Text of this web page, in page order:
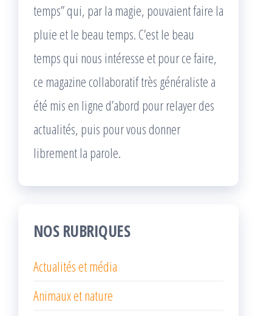
temps” qui, par la magie, pouvaient faire la
pluie et le beau temps. C’est le beau
temps qui nous intéresse et pour ce faire,
ce magazine collaboratif très généraliste a
été mis en ligne d’abord pour relayer des
actualités, puis pour vous donner
librement la parole.
NOS RUBRIQUES
Actualités et média
Animaux et nature